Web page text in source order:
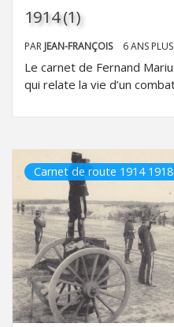
1914 (1)
PAR JEAN-FRANÇOIS 6 ANS
Le carnet de Fernand
qui relate la vie d’un
Carnet de route 1914 1918